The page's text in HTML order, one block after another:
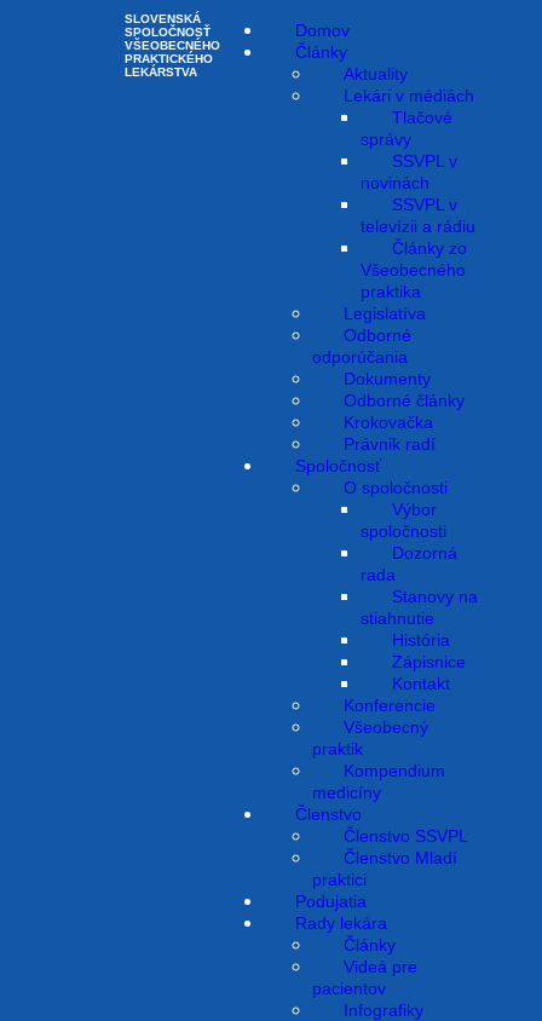
SLOVENSKÁ
SPOLOČNOSŤ
VŠEOBECNÉHO
PRAKTICKÉHO
LEKÁRSTVA
Domov
Články
Aktuality
Lekári v médiách
Tlačové
správy
SSVPL v
novinách
SSVPL v
televízii a rádiu
Články zo
Všeobecného
praktika
Legislatíva
Odborné
odporúčania
Dokumenty
Odborné články
Krokovačka
Právnik radí
Spoločnosť
O spoločnosti
Výbor
spoločnosti
Dozorná
rada
Stanovy na
stiahnutie
História
Zápisnice
Kontakt
Konferencie
Všeobecný
praktik
Kompendium
medicíny
Členstvo
Členstvo SSVPL
Členstvo Mladí
praktici
Podujatia
Rady lekára
Články
Videá pre
pacientov
Infografiky
Štandardný postup pre
rýchle usmernenia
klinického manažmentu
detských a dospelých
pacientov s novým
koronavírusom 2019